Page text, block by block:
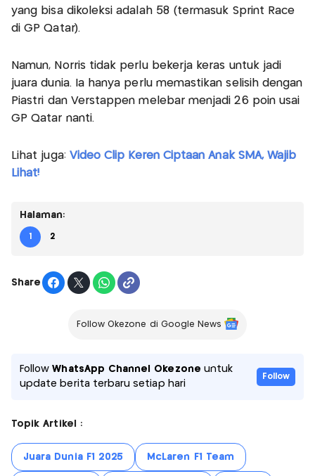
yang bisa dikoleksi adalah 58 (termasuk Sprint Race
di GP Qatar).
Namun, Norris tidak perlu bekerja keras untuk jadi
juara dunia. Ia hanya perlu memastikan selisih dengan
Piastri dan Verstappen melebar menjadi 26 poin usai
GP Qatar nanti.
Lihat juga: Video Clip Keren Ciptaan Anak SMA, Wajib
Lihat!
Halaman:
1 2
Share
Follow Okezone di Google News
FollowWhatsApp Channel Okezone untuk
update berita terbaru setiap hari
Follow
Topik Artikel :
Juara Dunia F1 2025 McLaren F1 Team